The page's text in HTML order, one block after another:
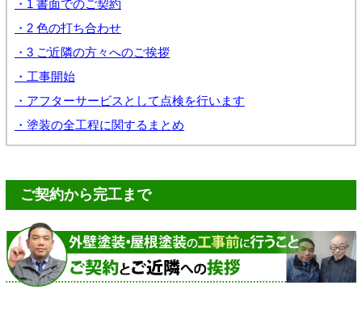
・1 書面でのご契約
・2 色の打ち合わせ
・3 ご近隣の方々へのご挨拶
・工事開始
・アフターサービスとして点検を行います
・塗装の全工程に関するまとめ
ご契約から完工まで